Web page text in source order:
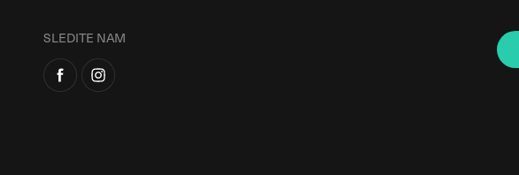
SLEDITE NAM